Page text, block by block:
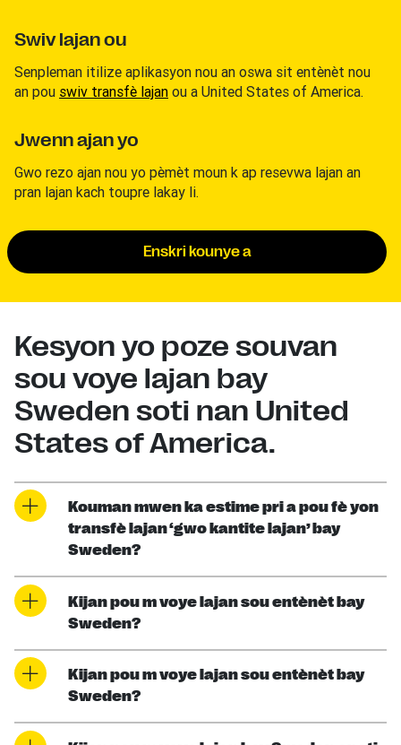
Swiv lajan ou
Senpleman itilize aplikasyon nou an oswa sit entènèt nou
an pou swiv transfè lajan ou a United States of America.
Jwenn ajan yo
Gwo rezo ajan nou yo pèmèt moun k ap resevwa lajan an
pran lajan kach toupre lakay li.
Enskri kounye a
Kesyon yo poze souvan
sou voye lajan bay
Sweden soti nan United
States of America.
Kouman mwen ka estime pri a pou fè yon
transfè lajan ‘gwo kantite lajan’ bay
Sweden?
Kijan pou m voye lajan sou entènèt bay
Sweden?
Kijan pou m voye lajan sou entènèt bay
Sweden?